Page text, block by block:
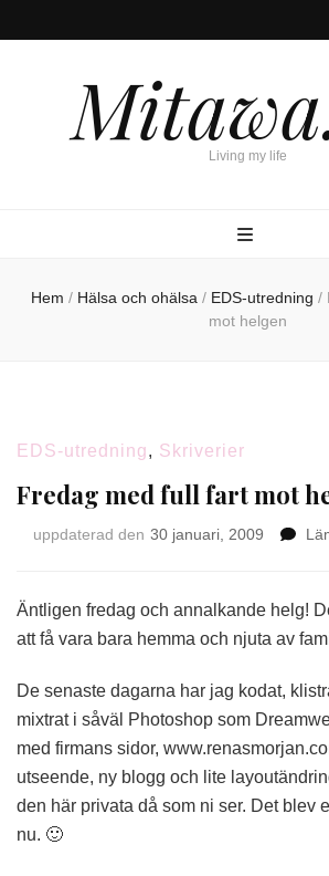
Living my life
Hem / Hälsa och ohälsa / EDS-utredning /
mot helgen
EDS-utredning, Skriverier
Fredag med full fart mot
uppdaterad den 30 januari, 2009
Äntligen fredag och annalkande helg!
att få vara bara hemma och njuta av
De senaste dagarna har jag kodat,
mixtrat i såväl Photoshop som
med firmans sidor,
utseende, ny blogg och lite
den här privata då som ni ser. Det blev
nu. 🙂